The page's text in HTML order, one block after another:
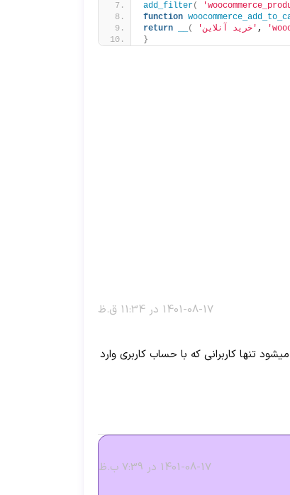
add_filter(
function
return
( 'خرید آنلاین' ,
}
1401-08-17 در 11:34 ق.ظ
تنها کاربرانی که با حساب کاربری وارد
1401-08-17 در 7:39 ب.ظ